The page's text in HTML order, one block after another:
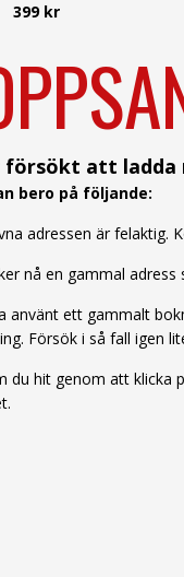
399 kr
försökt att ladda
bero på följande:
adressen är felaktig.
nå en gammal adress
använt ett gammalt
Försök i så fall igen
du hit genom att klicka